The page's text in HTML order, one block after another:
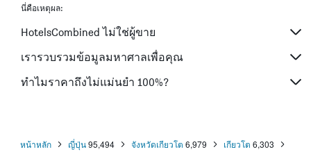
นี่คือเหตุผล:
HotelsCombined ไม่ใช่ผู้ขาย
เรารวบรวมข้อมูลมหาศาลเพื่อคุณ
ทำไมราคาถึงไม่แม่นยำ 100%?
หน้าหลัก ญี่ปุ่น95,494 จังหวัดเกียวโต 6,979 เกียวโต 6,303